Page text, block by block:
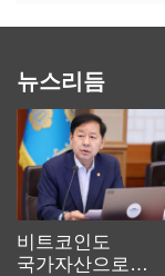
뉴스리듬
비트코인도
국가자산으로…'